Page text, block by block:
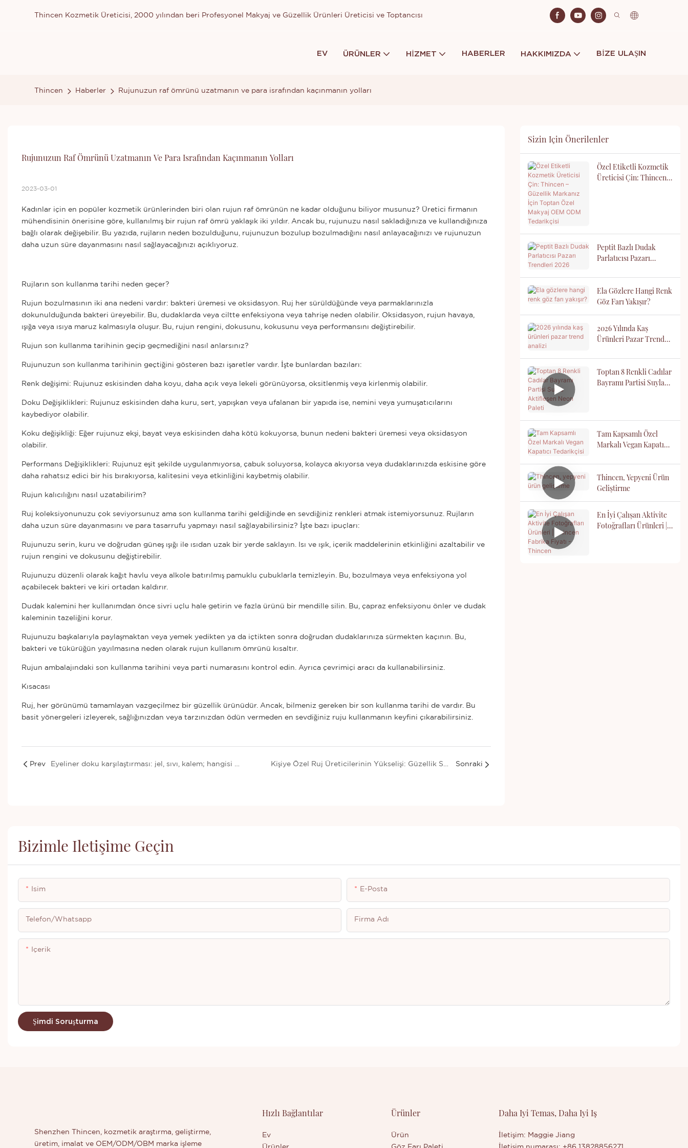
Thincen Kozmetik Üreticisi, 2000 yılından beri Profesyonel Makyaj ve Güzellik Ürünleri Üreticisi ve Toptancısı
EV ÜRÜNLER HIZMET HABERLER HAKKIMIZDA BIZE ULAŞIN
Thincen Haberler Rujunuzun raf ömrünü uzatmanın ve para israfından kaçınmanın yolları
Rujunuzun Raf Ömrünü Uzatmanın Ve Para Israfından Kaçınmanın Yolları
2023-03-01
Kadınlar için en popüler kozmetik ürünlerinden biri olan rujun raf ömrünün ne kadar olduğunu biliyor musunuz? Üretici firmanın
mühendisinin önerisine göre, kullanılmış bir rujun raf ömrü yaklaşık iki yıldır. Ancak bu, rujunuzu nasıl sakladığınıza ve kullandığınıza
bağlı olarak değişebilir. Bu yazıda, rujların neden bozulduğunu, rujunuzun bozulup bozulmadığını nasıl anlayacağınızı ve rujunuzun
daha uzun süre dayanmasını nasıl sağlayacağınızı açıklıyoruz.
Rujların son kullanma tarihi neden geçer?
Rujun bozulmasının iki ana nedeni vardır: bakteri üremesi ve oksidasyon. Ruj her sürüldüğünde veya parmaklarınızla
dokunulduğunda bakteri üreyebilir. Bu, dudaklarda veya ciltte enfeksiyona veya tahrişe neden olabilir. Oksidasyon, rujun havaya,
ışığa veya ısıya maruz kalmasıyla oluşur. Bu, rujun rengini, dokusunu, kokusunu veya performansını değiştirebilir.
Rujun son kullanma tarihinin geçip geçmediğini nasıl anlarsınız?
Rujunuzun son kullanma tarihinin geçtiğini gösteren bazı işaretler vardır. İşte bunlardan bazıları:
Renk değişimi: Rujunuz eskisinden daha koyu, daha açık veya lekeli görünüyorsa, oksitlenmiş veya kirlenmiş olabilir.
Doku Değişiklikleri: Rujunuz eskisinden daha kuru, sert, yapışkan veya ufalanan bir yapıda ise, nemini veya yumuşatıcılarını
kaybediyor olabilir.
Koku değişikliği: Eğer rujunuz ekşi, bayat veya eskisinden daha kötü kokuyorsa, bunun nedeni bakteri üremesi veya oksidasyon
olabilir.
Performans Değişiklikleri: Rujunuz eşit şekilde uygulanmıyorsa, çabuk soluyorsa, kolayca akıyorsa veya dudaklarınızda eskisine göre
daha rahatsız edici bir his bırakıyorsa, kalitesini veya etkinliğini kaybetmiş olabilir.
Rujun kalıcılığını nasıl uzatabilirim?
Ruj koleksiyonunuzu çok seviyorsunuz ama son kullanma tarihi geldiğinde en sevdiğiniz renkleri atmak istemiyorsunuz. Rujların
daha uzun süre dayanmasını ve para tasarrufu yapmayı nasıl sağlayabilirsiniz? İşte bazı ipuçları:
Rujunuzu serin, kuru ve doğrudan güneş ışığı ile ısıdan uzak bir yerde saklayın. Isı ve ışık, içerik maddelerinin etkinliğini azaltabilir ve
rujun rengini ve dokusunu değiştirebilir.
Rujunuzu düzenli olarak kağıt havlu veya alkole batırılmış pamuklu çubuklarla temizleyin. Bu, bozulmaya veya enfeksiyona yol
açabilecek bakteri ve kiri ortadan kaldırır.
Dudak kalemini her kullanımdan önce sivri uçlu hale getirin ve fazla ürünü bir mendille silin. Bu, çapraz enfeksiyonu önler ve dudak
kaleminin tazeliğini korur.
Rujunuzu başkalarıyla paylaşmaktan veya yemek yedikten ya da içtikten sonra doğrudan dudaklarınıza sürmekten kaçının. Bu,
bakteri ve tükürüğün yayılmasına neden olarak rujun kullanım ömrünü kısaltır.
Rujun ambalajındaki son kullanma tarihini veya parti numarasını kontrol edin. Ayrıca çevrimiçi aracı da kullanabilirsiniz.
Kısacası
Ruj, her görünümü tamamlayan vazgeçilmez bir güzellik ürünüdür. Ancak, bilmeniz gereken bir son kullanma tarihi de vardır. Bu
basit yönergeleri izleyerek, sağlığınızdan veya tarzınızdan ödün vermeden en sevdiğiniz ruju kullanmanın keyfini çıkarabilirsiniz.
Prev Sonraki
Sizin Için Önerilenler
Özel Etiketli Kozmetik
Üreticisi Çin: Thincen –
Peptit Bazlı Dudak
Parlatıcısı Pazarı
Ela Gözlere Hangi Renk
Göz Farı Yakışır?
2026 Yılında Kaş
Ürünleri Pazar Trend
Toptan 8 Renkli Cadılar
Bayramı Partisi Suyla
Tam Kapsamlı Özel
Markalı Vegan Kapatıcı
Thincen, Yepyeni Ürün
Geliştirme
En İyi Çalışan Aktivite
Fotoğrafları Ürünleri |
Bizimle Iletişime Geçin
Isim E-Posta
Telefon/whatsapp Firma Adı
Içerik
Şimdi Soruşturma
Shenzhen Thincen, kozmetik araştırma, geliştirme,
üretim, imalat ve OEM/ODM/OBM marka işleme
Hızlı Bağlantılar
Ev
Ürünler
Ürünler
Ürün
Göz Farı Paleti
Daha Iyi Temas, Daha Iyi Iş
İletişim: Maggie Jiang
İletişim numarası: +86 13828856271